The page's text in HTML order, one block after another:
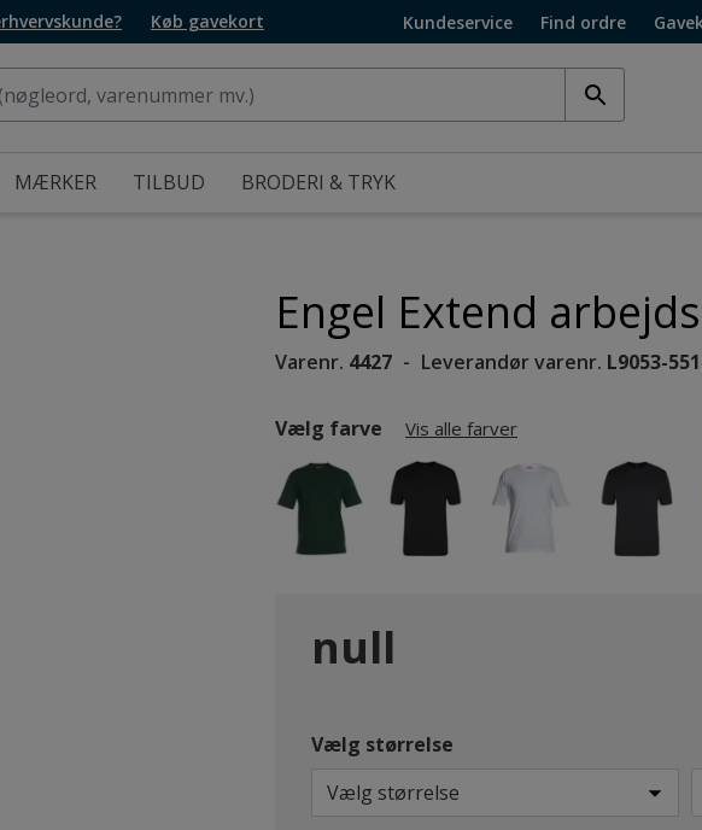
Køb gavekort Kundeservice Find ordre
MÆRKER TILBUD BRODERI & TRYK
Engel Extend
Varenr. 4427 Leverandør varenr. L9053-
Vælg farve Vis alle farver
null
Vælg størrelse
Vælg størrelse